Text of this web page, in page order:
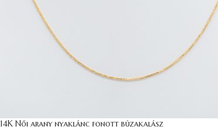
14K Női arany nyaklánc fonott búzakalász